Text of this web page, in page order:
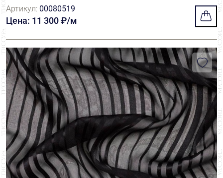
Артикул: 00080519
Цена: 11 300 ₽/м